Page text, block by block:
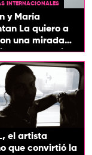
INTERNACIONALES
y María
La quiero a
una mirada
flamenco y el
el artista
que convirtió la